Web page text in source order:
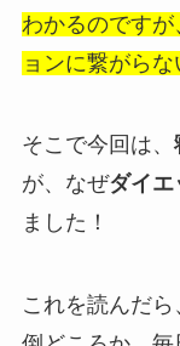
わかるのです
ョンに繋がらな
そこで今回は、
が、なぜダイエ
ました！
これを読んだ